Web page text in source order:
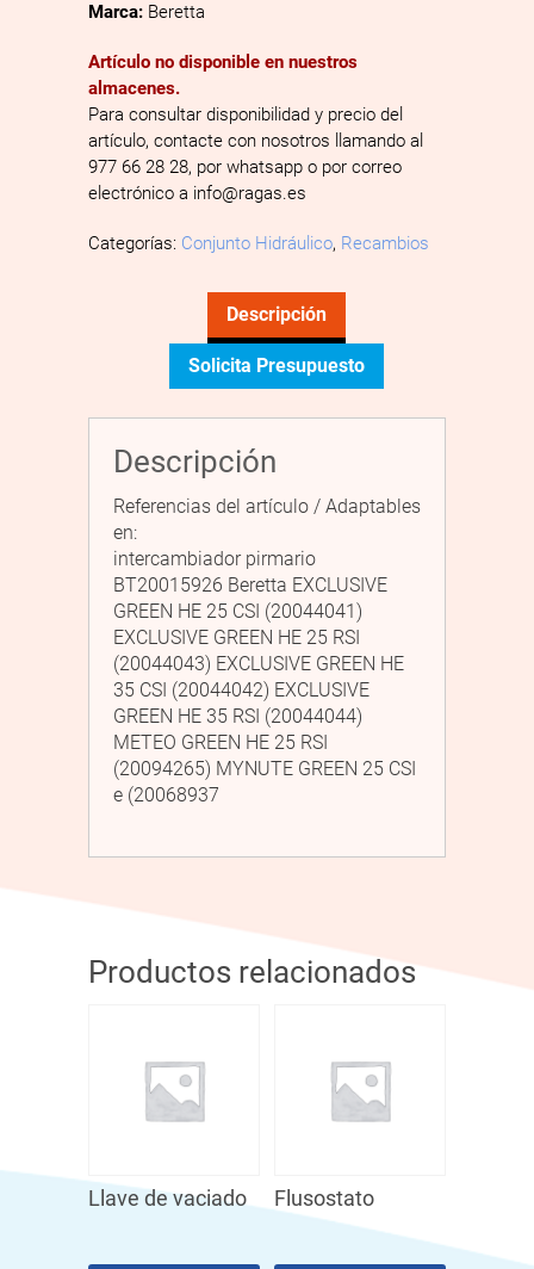
Marca: Beretta
Artículo no disponible en nuestros
almacenes.
Para consultar disponibilidad y precio del
artículo, contacte con nosotros llamando al
977 66 28 28, por whatsapp o por correo
electrónico a info@ragas.es
Categorías: Conjunto Hidráulico, Recambios
Descripción
Solicita Presupuesto
Descripción
Referencias del artículo / Adaptables
en:
intercambiador pirmario
BT20015926 Beretta EXCLUSIVE
GREEN HE 25 CSI (20044041)
EXCLUSIVE GREEN HE 25 RSI
(20044043) EXCLUSIVE GREEN HE
35 CSI (20044042) EXCLUSIVE
GREEN HE 35 RSI (20044044)
METEO GREEN HE 25 RSI
(20094265) MYNUTE GREEN 25 CSI
e (20068937
Productos relacionados
Llave de vaciado Flusostato